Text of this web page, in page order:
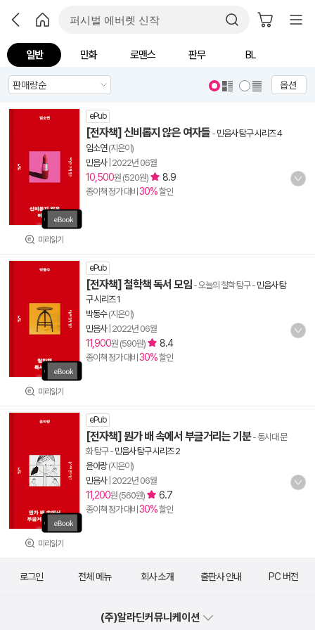
일반 만화 로맨스 판무 BL
옵션
미리읽기
ePub
[전자책] 신비롭지 않은 여자들 - 민음사 탐구 시리즈 4
임소연(지은이)
민음사| 2022년 06월
10,500원 (520원) 8.9
종이책 정가 대비 30%할인
미리읽기
ePub
[전자책] 철학책 독서 모임 - 오늘의 철학 탐구- 민음사 탐
구 시리즈 1
박동수(지은이)
민음사| 2022년 06월
11,900원 (590원) 8.4
종이책 정가 대비 30%할인
미리읽기
ePub
[전자책] 뭔가 배 속에서 부글거리는 기분- 동시대 문
화 탐구- 민음사 탐구 시리즈 2
윤아랑(지은이)
민음사| 2022년 06월
11,200원 (560원) 6.7
종이책 정가 대비 30%할인
로그인 전체 메뉴 회사 소개 출판사 안내 PC 버전
(주)알라딘커뮤니케이션